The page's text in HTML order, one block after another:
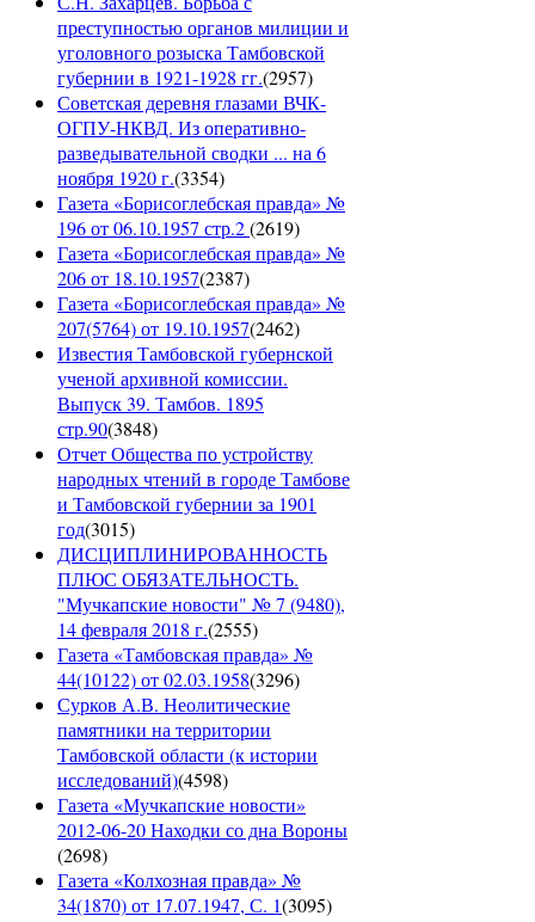
преступностью органов милиции и
уголовного розыска Тамбовской
губернии в 1921-1928 гг.(2957)
Советская деревня глазами ВЧК-
ОГПУ-НКВД. Из оперативно-
разведывательной сводки ... на 6
ноября 1920 г.(3354)
Газета «Борисоглебская правда» №
196 от 06.10.1957 стр.2(2619)
Газета «Борисоглебская правда» №
206 от 18.10.1957(2387)
Газета «Борисоглебская правда» №
207(5764) от 19.10.1957(2462)
Известия Тамбовской губернской
ученой архивной комиссии.
Выпуск 39. Тамбов. 1895
стр.90(3848)
Отчет Общества по устройству
народных чтений в городе Тамбове
и Тамбовской губернии за 1901
год(3015)
ДИСЦИПЛИНИРОВАННОСТЬ
ПЛЮС ОБЯЗАТЕЛЬНОСТЬ.
"Мучкапские новости" № 7 (9480),
14 февраля 2018 г.(2555)
Газета «Тамбовская правда» №
44(10122) от 02.03.1958(3296)
Сурков А.В. Неолитические
памятники на территории
Тамбовской области (к истории
исследований)(4598)
Газета «Мучкапские новости»
2012-06-20 Находки со дна Вороны
(2698)
Газета «Колхозная правда» №
34(1870) от 17.07.1947, С. 1(3095)